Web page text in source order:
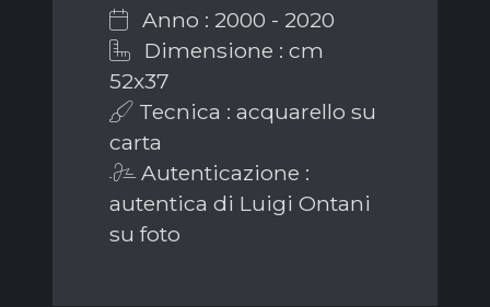
Anno : 2000 - 2020
Dimensione : cm
52x37
Tecnica : acquarello su
carta
Autenticazione :
autentica di Luigi Ontani
su foto